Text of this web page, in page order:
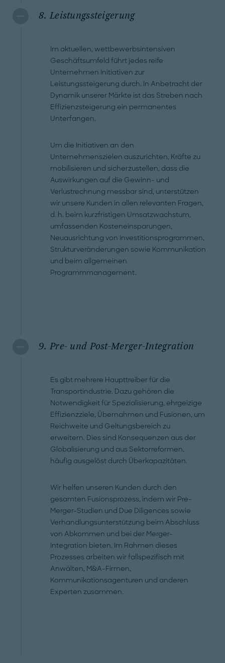
8. Leistungssteigerung
Im aktuellen, wettbewerbsintensiven
Geschäftsumfeld führt jedes reife
Unternehmen Initiativen zur
Leistungssteigerung durch. In Anbetracht der
Dynamik unserer Märkte ist das Streben nach
Effizienzsteigerung ein permanentes
Unterfangen.
Um die Initiativen an den
Unternehmenszielen auszurichten, Kräfte zu
mobilisieren und sicherzustellen, dass die
Auswirkungen auf die Gewinn- und
Verlustrechnung messbar sind, unterstützen
wir unsere Kunden in allen relevanten Fragen,
d. h. beim kurzfristigen Umsatzwachstum,
umfassenden Kosteneinsparungen,
Neuausrichtung von Investitionsprogrammen,
Strukturveränderungen sowie Kommunikation
und beim allgemeinen
Programmmanagement.
9. Pre- und Post-Merger-Integration
Es gibt mehrere Haupttreiber für die
Transportindustrie. Dazu gehören die
Notwendigkeit für Spezialisierung, ehrgeizige
Effizienzziele, Übernahmen und Fusionen, um
Reichweite und Geltungsbereich zu
erweitern. Dies sind Konsequenzen aus der
Globalisierung und aus Sektorreformen,
häufig ausgelöst durch Überkapazitäten.
Wir helfen unseren Kunden durch den
gesamten Fusionsprozess, indem wir Pre-
Merger-Studien und Due Diligences sowie
Verhandlungsunterstützung beim Abschluss
von Abkommen und bei der Merger-
Integration bieten. Im Rahmen dieses
Prozesses arbeiten wir fallspezifisch mit
Anwälten, M&A-Firmen,
Kommunikationsagenturen und anderen
Experten zusammen.